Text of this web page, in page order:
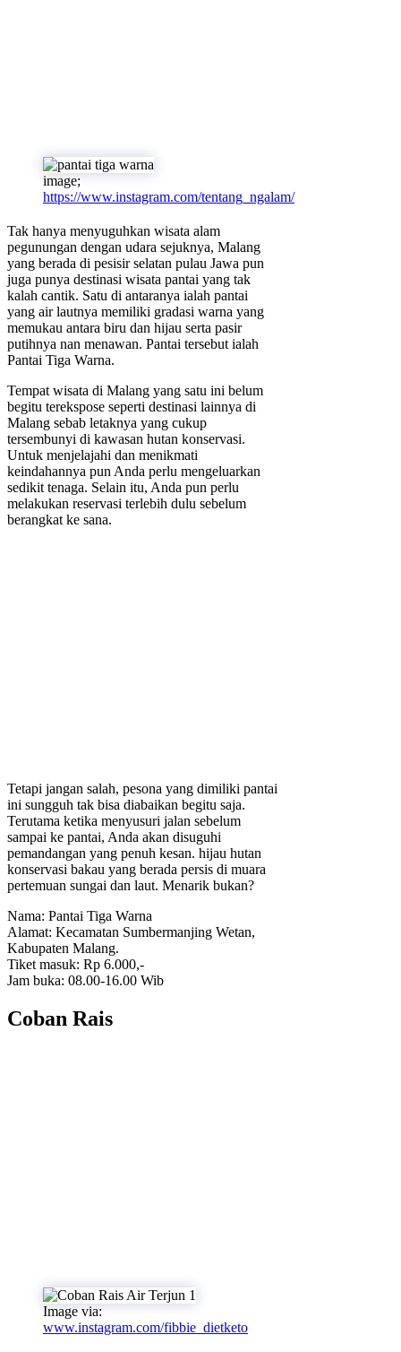
image;
https://www.instagram.com/tentang_ngalam/
Tak hanya menyuguhkan wisata alam
pegunungan dengan udara sejuknya, Malang
yang berada di pesisir selatan pulau Jawa pun
juga punya destinasi wisata pantai yang tak
kalah cantik. Satu di antaranya ialah pantai
yang air lautnya memiliki gradasi warna yang
memukau antara biru dan hijau serta pasir
putihnya nan menawan. Pantai tersebut ialah
Pantai Tiga Warna.
Tempat wisata di Malang yang satu ini belum
begitu terekspose seperti destinasi lainnya di
Malang sebab letaknya yang cukup
tersembunyi di kawasan hutan konservasi.
Untuk menjelajahi dan menikmati
keindahannya pun Anda perlu mengeluarkan
sedikit tenaga. Selain itu, Anda pun perlu
melakukan reservasi terlebih dulu sebelum
berangkat ke sana.
Tetapi jangan salah, pesona yang dimiliki pantai
ini sungguh tak bisa diabaikan begitu saja.
Terutama ketika menyusuri jalan sebelum
sampai ke pantai, Anda akan disuguhi
pemandangan yang penuh kesan. hijau hutan
konservasi bakau yang berada persis di muara
pertemuan sungai dan laut. Menarik bukan?
Nama: Pantai Tiga Warna
Alamat: Kecamatan Sumbermanjing Wetan,
Kabupaten Malang.
Tiket masuk: Rp 6.000,-
Jam buka: 08.00-16.00 Wib
Coban Rais
Image via:
www.instagram.com/fibbie_dietketo